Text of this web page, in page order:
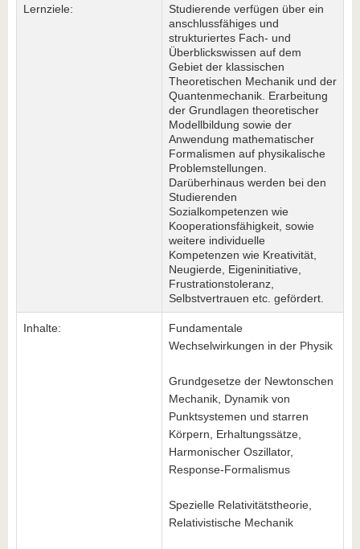
Lernziele:
Studierende verfügen über ein
anschlussfähiges und
strukturiertes Fach- und
Überblickswissen auf dem
Gebiet der klassischen
Theoretischen Mechanik und der
Quantenmechanik. Erarbeitung
der Grundlagen theoretischer
Modellbildung sowie der
Anwendung mathematischer
Formalismen auf physikalische
Problemstellungen.
Darüberhinaus werden bei den
Studierenden
Sozialkompetenzen wie
Kooperationsfähigkeit, sowie
weitere individuelle
Kompetenzen wie Kreativität,
Neugierde, Eigeninitiative,
Frustrationstoleranz,
Selbstvertrauen etc. gefördert.
Inhalte:
Fundamentale
Wechselwirkungen in der Physik
Grundgesetze der Newtonschen
Mechanik, Dynamik von
Punktsystemen und starren
Körpern, Erhaltungssätze,
Harmonischer Oszillator,
Response-Formalismus
Spezielle Relativitätstheorie,
Relativistische Mechanik